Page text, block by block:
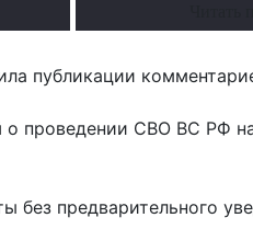
публикации
о проведении СВО ВС РФ
без предварительного